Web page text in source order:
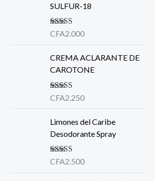
SULFUR-18
Valorado en
CFA2.000
CREMA ACLARANTE DE
CAROTONE
Valorado en
CFA2.250
Limones del Caribe
Desodorante Spray
Valorado en
CFA2.500